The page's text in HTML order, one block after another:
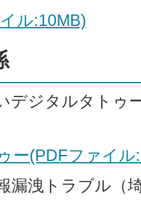
ル:10MB)
デジタルタトゥ
ー(PDFファイル
漏洩トラブル（